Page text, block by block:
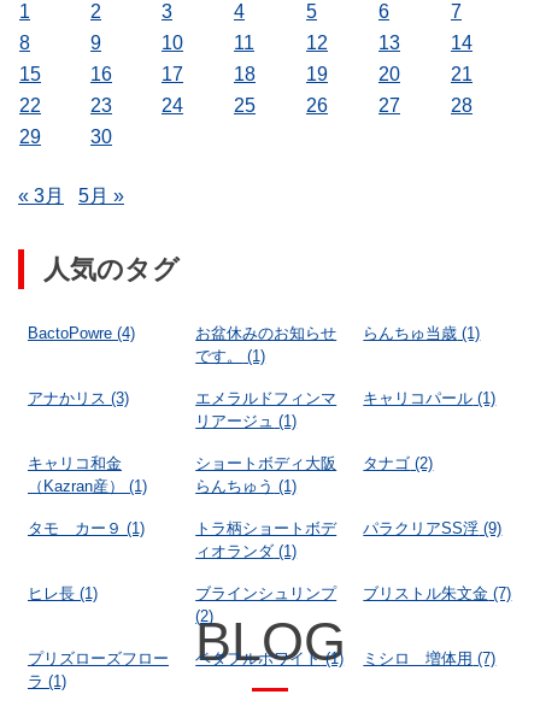
BLOG
1
2 3 4 5 6
7
8
9 10 11 12 13
14
15
16 17 18 19 20
21
22
23 24 25 26 27
28
29
30
« 3月 5月 »
人気のタグ
BactoPowre (4)
お盆休みのお知らせ
です。
(1)
らんちゅ当歳 (1)
アナかリス (3)
エメラルドフィンマ
リアージュ (1)
キャリコパール (1)
キャリコ和金
（Kazran産）
(1)
ショートボディ大阪
らんちゅう (1)
タナゴ (2)
タモ カー９ (1)
トラ柄ショートボデ
ィオランダ (1)
パラクリアSS浮 (9)
ヒレ長 (1)
ブラインシュリンプ
(2)
ブリストル朱文金 (7)
プリズローズフロー
ラ (1)
ベタフルホワイト(1) ミシロ 増体用 (7)